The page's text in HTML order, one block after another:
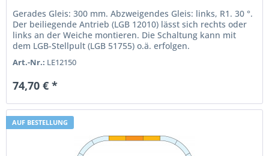
Gerades Gleis: 300 mm. Abzweigendes Gleis: links, R1. 30 °.
Der beiliegende Antrieb (LGB 12010) lässt sich rechts oder
links an der Weiche montieren. Die Schaltung kann mit
dem LGB-Stellpult (LGB 51755) o.ä. erfolgen.
Art.-Nr.: LE12150
74,70 € *
AUF BESTELLUNG